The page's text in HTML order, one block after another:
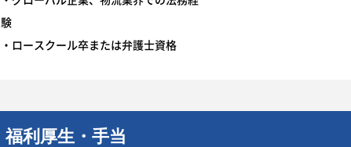
・ロースクール卒または弁護士資格
福利厚生・手当